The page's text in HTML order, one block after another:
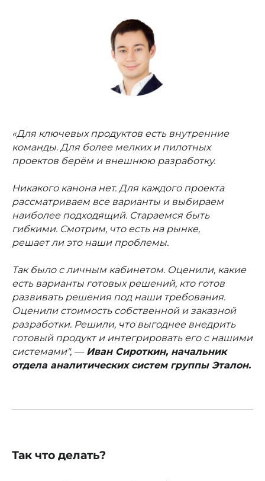
«Для ключевых продуктов есть внутренние
команды. Для более мелких и пилотных
проектов берём и внешнюю разработку.
Никакого канона нет. Для каждого проекта
рассматриваем все варианты и выбираем
наиболее подходящий. Стараемся быть
гибкими. Смотрим, что есть на рынке,
решает ли это наши проблемы.
Так было с личным кабинетом. Оценили, какие
есть варианты готовых решений, кто готов
развивать решения под наши требования.
Оценили стоимость собственной и заказной
разработки. Решили, что выгоднее внедрить
готовый продукт и интегрировать его с нашими
системами", —Иван Сироткин, начальник
отдела аналитических систем группы Эталон.
Так что делать?